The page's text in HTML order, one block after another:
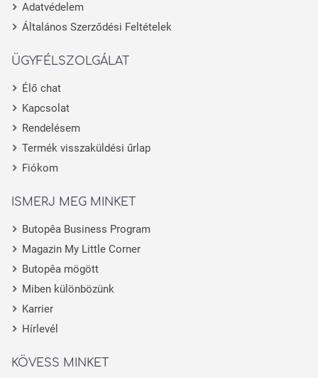
Adatvédelem
Általános Szerződési Feltételek
ÜGYFÉLSZOLGÁLAT
Élő chat
Kapcsolat
Rendelésem
Termék visszaküldési űrlap
Fiókom
ISMERJ MEG MINKET
Butopêa Business Program
Magazin My Little Corner
Butopêa mögött
Miben különbözünk
Karrier
Hírlevél
KÖVESS MINKET